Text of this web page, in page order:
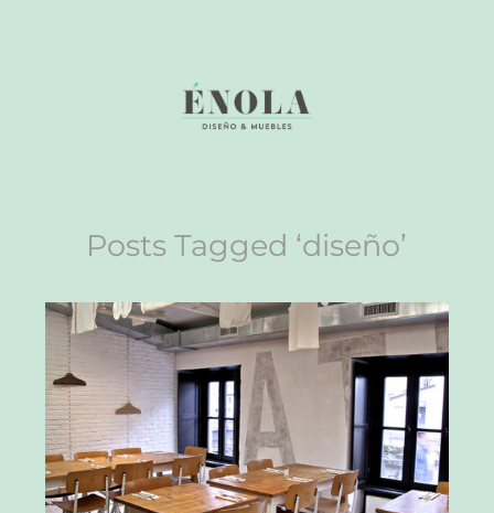
Posts Tagged ‘diseño’